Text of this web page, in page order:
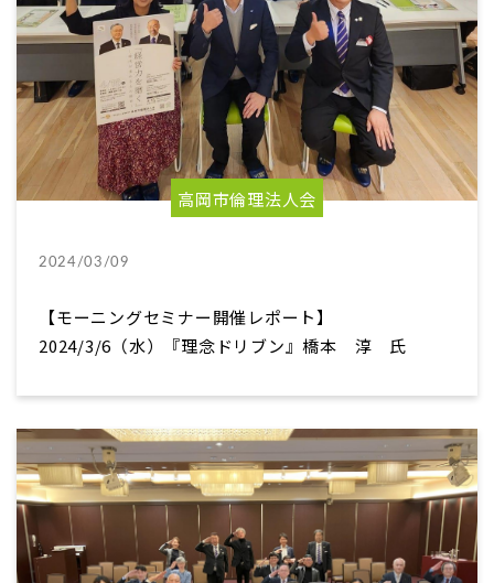
高岡市倫理法人会
2024/03/09
【モーニングセミナー開催レポート】
2024/3/6（水）『理念ドリブン』橋本 淳 氏